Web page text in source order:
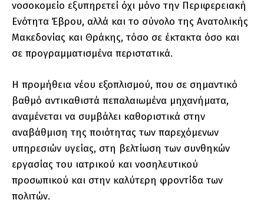
νοσοκομείο εξυπηρετεί όχι μόνο την Περιφερειακή
Ενότητα Έβρου, αλλά και το σύνολο της Ανατολικής
Μακεδονίας και Θράκης, τόσο σε έκτακτα όσο και
σε προγραμματισμένα περιστατικά.
Η προμήθεια νέου εξοπλισμού, που σε σημαντικό
βαθμό αντικαθιστά πεπαλαιωμένα μηχανήματα,
αναμένεται να συμβάλει καθοριστικά στην
αναβάθμιση της ποιότητας των παρεχόμενων
υπηρεσιών υγείας, στη βελτίωση των συνθηκών
εργασίας του ιατρικού και νοσηλευτικού
προσωπικού και στην καλύτερη φροντίδα των
πολιτών.